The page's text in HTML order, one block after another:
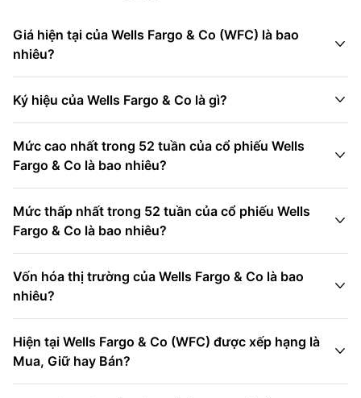
Giá hiện tại của Wells Fargo & Co (WFC) là bao
nhiêu?

Ký hiệu của Wells Fargo & Co là gì? 
Mức cao nhất trong 52 tuần của cổ phiếu Wells
Fargo & Co là bao nhiêu?

Mức thấp nhất trong 52 tuần của cổ phiếu Wells
Fargo & Co là bao nhiêu?

Vốn hóa thị trường của Wells Fargo & Co là bao
nhiêu?

Hiện tại Wells Fargo & Co (WFC) được xếp hạng là
Mua, Giữ hay Bán?
